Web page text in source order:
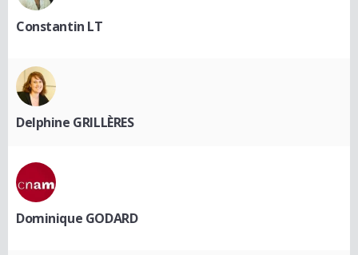
Constantin LT
Delphine GRILLÈRES
Dominique GODARD